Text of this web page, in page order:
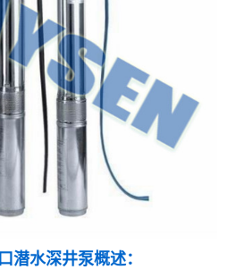
口潜水深井泵概述：